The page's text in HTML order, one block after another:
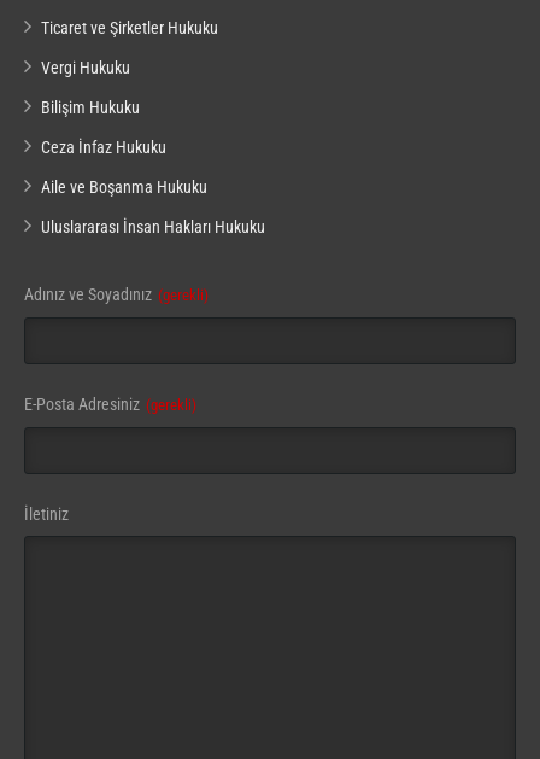
Ticaret ve Şirketler Hukuku
Vergi Hukuku
Bilişim Hukuku
Ceza İnfaz Hukuku
Aile ve Boşanma Hukuku
Uluslararası İnsan Hakları Hukuku
Your
Website (gerekli)
Adınız ve Soyadınız (gerekli)
E-Posta Adresiniz (gerekli)
İletiniz